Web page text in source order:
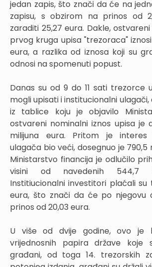
jedan zapis, što znači da će na
zapisu, s obzirom na prinos od
zaraditi 25,27 eura. Dakle,
prvog kruga upisa "trezoraca"
eura, a razlika od iznosa koji su
odnosi na spomenuti popust.
Danas su od 9 do 11 sati trezorce
mogli upisati i institucionalni ulagači,
iz tablice koju je objavilo
ostvareni nominalni iznos upisa je
milijuna eura. Pritom je interes
ulagača bio veći, dosegnuo je 790,5
Ministarstvo financija je odlučilo
visini od navedenih 544,7
Institiucionalni investitori plaćali su
eura, što znači da će po njegovu
prinos od 20,03 eura.
U više od dvije godine, ovo je
vrijednosnih papira države koje
građani, od toga 14. trezorskih